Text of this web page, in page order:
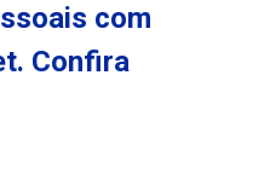
com
Confira